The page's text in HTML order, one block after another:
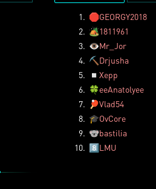
1. 🛑GEORGY2018
2. 🏕️1811961
3. 👁️Mr_Jor
4. ⛏️ Drjusha
5.
◽ Xepp
6. 🍀eeAnatolyee
7.
🏓Vlad54
8. 🎓OvCore
9. 🐨bastilia
10. 8️⃣LMU